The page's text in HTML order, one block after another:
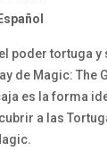
poder tortuga
de Magic: The
es la forma
a las